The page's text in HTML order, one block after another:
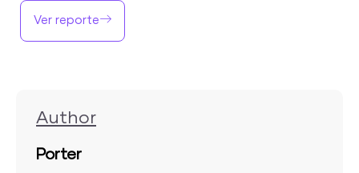
Ver reporte
Author
Porter